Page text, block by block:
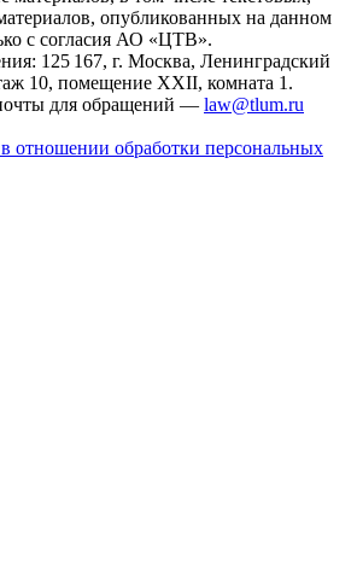
опубликованных на данном
с согласия АО «ЦТВ».
125 167, г. Москва, Ленинградский
10, помещение XXII, комната 1.
для обращений — law@tlum.ru
отношении обработки персональных